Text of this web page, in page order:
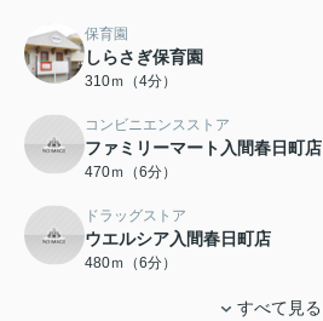
保育園
しらさぎ保育園
310ｍ（4分）
コンビニエンスストア
ファミリーマート入間春日町店
470ｍ（6分）
ドラッグストア
ウエルシア入間春日町店
480ｍ（6分）
すべて見る